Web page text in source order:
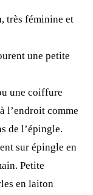
très féminine et
une petite
une coiffure
l’endroit comme
de l’épingle.
sur épingle en
Petite
en laiton